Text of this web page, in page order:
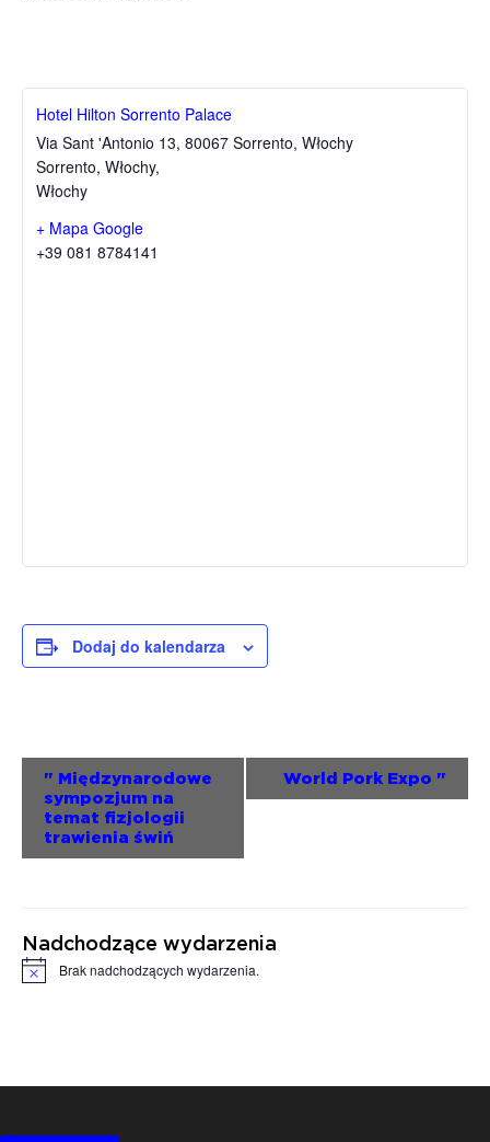
Hotel Hilton Sorrento Palace
Via Sant 'Antonio 13, 80067 Sorrento, Włochy
Sorrento, Włochy,
Włochy
+ Mapa Google
+39 081 8784141
Dodaj do kalendarza
Wydarzenie
Nawigacja
" Międzynarodowe
sympozjum na
temat fizjologii
trawienia świń
World Pork Expo "
Nadchodzące wydarzenia
Powiadomienie
Brak nadchodzących wydarzenia.